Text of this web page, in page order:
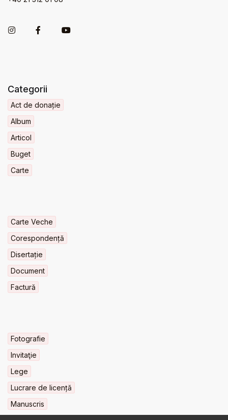
Categorii
Act de donație
Album
Articol
Buget
Carte
Carte Veche
Corespondență
Disertație
Document
Factură
Fotografie
Invitaţie
Lege
Lucrare de licență
Manuscris